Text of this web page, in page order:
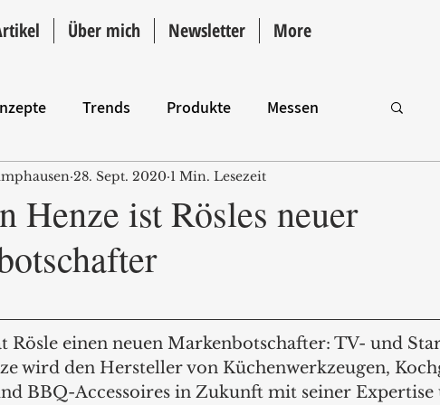
Über mich Newsletter More
Trends Produkte Messen
Intro
Henze ist Rösles neuer
28. Sept. 2020 1 Min. Lesezeit
Rösle einen neuen Markenbotschafter: TV- und
wird den Hersteller von Küchenwerkzeugen,
BBQ-Accessoires in Zukunft mit seiner